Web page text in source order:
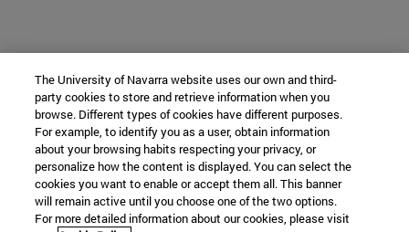
The University of Navarra website uses our own and third-
party cookies to store and retrieve information when you
browse. Different types of cookies have different purposes.
For example, to identify you as a user, obtain information
about your browsing habits respecting your privacy, or
personalize how the content is displayed. You can select the
cookies you want to enable or accept them all. This banner
will remain active until you choose one of the two options.
For more detailed information about our cookies, please visit